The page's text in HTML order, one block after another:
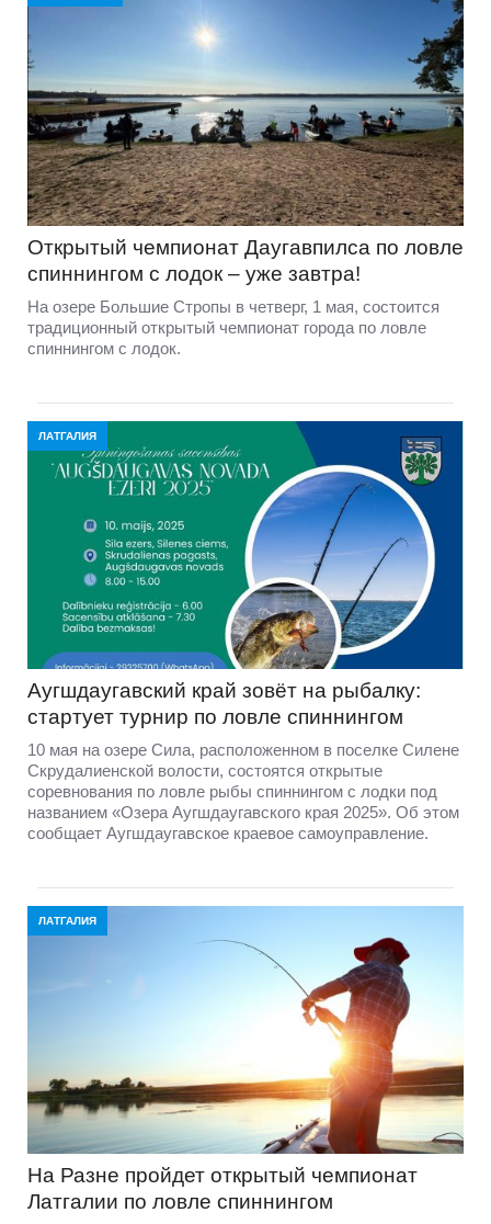
Открытый чемпионат Даугавпилса по ловле
спиннингом с лодок – уже завтра!
На озере Большие Стропы в четверг, 1 мая, состоится
традиционный открытый чемпионат города по ловле
спиннингом с лодок.
ЛАТГАЛИЯ
Аугшдаугавский край зовёт на рыбалку:
стартует турнир по ловле спиннингом
10 мая на озере Сила, расположенном в поселке Силене
Скрудалиенской волости, состоятся открытые
соревнования по ловле рыбы спиннингом с лодки под
названием «Озера Аугшдаугавского края 2025». Об этом
сообщает Аугшдаугавское краевое самоуправление.
ЛАТГАЛИЯ
На Разне пройдет открытый чемпионат
Латгалии по ловле спиннингом